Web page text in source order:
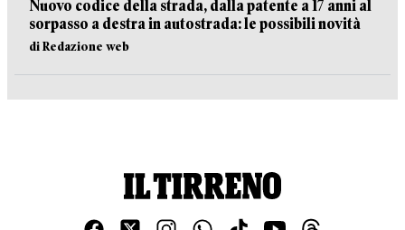
Nuovo codice della strada, dalla patente a 17 anni al
sorpasso a destra in autostrada: le possibili novità
di Redazione web